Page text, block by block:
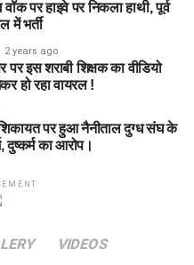
पर हाइवे पर निकला हाथी, पूर्व
में भर्ती
2 years ago
इस शराबी शिक्षक का वीडियो
हो रहा वायरल !
पर हुआ नैनीताल दुग्ध संघ के
दुष्कर्म का आरोप।
VIDEOS